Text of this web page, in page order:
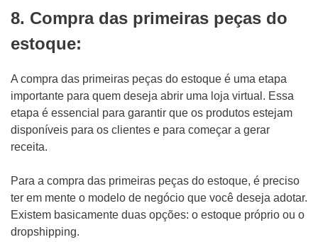
8. Compra das primeiras peças do
estoque:
A compra das primeiras peças do estoque é uma etapa
importante para quem deseja abrir uma loja virtual. Essa
etapa é essencial para garantir que os produtos estejam
disponíveis para os clientes e para começar a gerar
receita.
Para a compra das primeiras peças do estoque, é preciso
ter em mente o modelo de negócio que você deseja adotar.
Existem basicamente duas opções: o estoque próprio ou o
dropshipping.